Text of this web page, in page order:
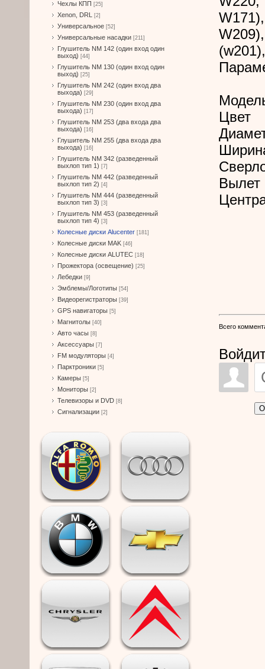
Чехлы КПП [25]
Xenon, DRL [2]
Универсальное [52]
Универсальные насадки [211]
Глушитель NM 142 (один вход один
выход) [44]
Глушитель NM 130 (один вход один
выход) [25]
Глушитель NM 242 (один вход два
выхода) [29]
Глушитель NM 230 (один вход два
выхода) [17]
Глушитель NM 253 (два входа два
выхода) [16]
Глушитель NM 255 (два входа два
выхода) [16]
Глушитель NM 342 (разведенный
выхлоп тип 1) [7]
Глушитель NM 442 (разведенный
выхлоп тип 2) [4]
Глушитель NM 444 (разведенный
выхлоп тип 3) [3]
Глушитель NM 453 (разведенный
выхлоп тип 4) [3]
Колесные диски Alucenter [181]
Колесные диски MAK [46]
Колесные диски ALUTEC [18]
Прожектора (освещение) [25]
Лебедки [9]
Эмблемы/Логотипы [54]
Видеорегистраторы [39]
GPS навигаторы [5]
Магнитолы [40]
Авто часы [8]
Аксессуары [7]
FM модуляторы [4]
Парктроники [5]
Камеры [5]
Мониторы [2]
Телевизоры и DVD [8]
Сигнализации [2]
Цвет
Вылет
Всего